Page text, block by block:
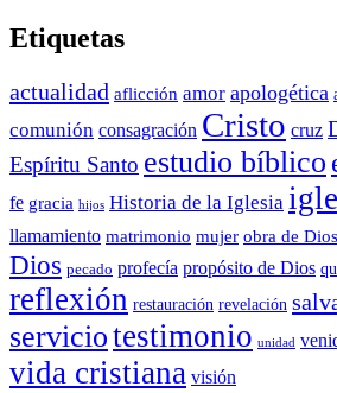
Etiquetas
actualidad aflicción amor apologética
comunión consagración Cristo cruz
Espíritu Santo estudio bíblico
fe gracia hijos Historia de la Iglesia
llamamiento matrimonio mujer obra de Dios
Dios pecado profecía propósito de Dios
reflexión restauración revelación
serviciotestimonio unidad
vida cristiana visión